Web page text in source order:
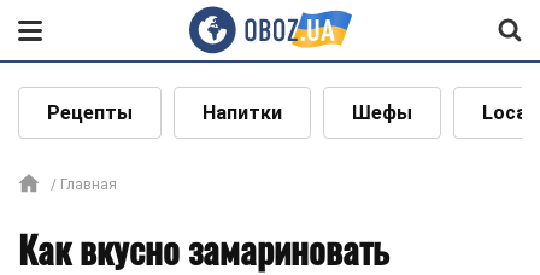
Рецепты Напитки Шефы Local
Главная
Как вкусно замариновать